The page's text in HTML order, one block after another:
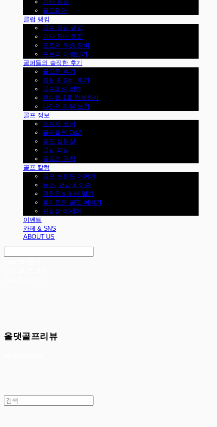
기타 용품
골프웨어
클럽 랭킹
골프 클럽 랭킹
기타 장비 랭킹
프로의 우승 장비
프로의 가방털기
골퍼들의 솔직한 후기
골프장 후기
클럽 & 장비 후기
골프패션 리뷰
핸디캡 1홀 정복하기
나만의 리뷰 쓰기
골프 정보
초보자 코너
골퍼들의 Q&A
골프 실험실
클럽 피팅
골프의 규칙
골프 칼럼
골프 브랜드 이야기
뉴스, 건강 & 이슈
원팀장's 패션 일기
흥미로운 골프 이야기
편집장 에세이
이벤트
카페 & SNS
ABOUT US
올댓골프리뷰